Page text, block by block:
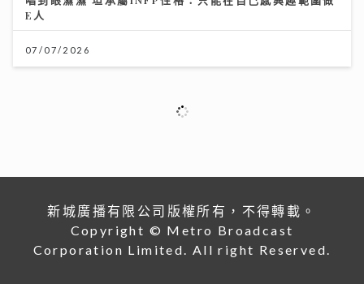
將軍澳播道書院-中學部
31/07/2026